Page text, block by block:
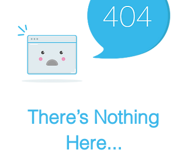
There’s Nothing
Here...